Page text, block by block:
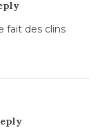
fait des clins